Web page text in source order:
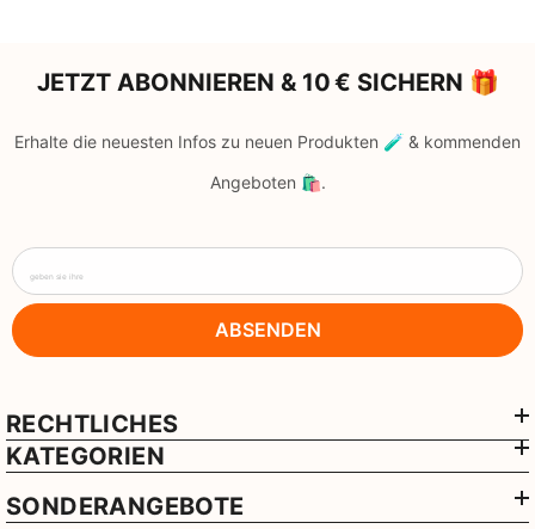
JETZT ABONNIEREN & 10 € SICHERN 🎁
Erhalte die neuesten Infos zu neuen Produkten 🧪 & kommenden
Angeboten 🛍️.
geben sie ihre
ABSENDEN
RECHTLICHES
KATEGORIEN
SONDERANGEBOTE